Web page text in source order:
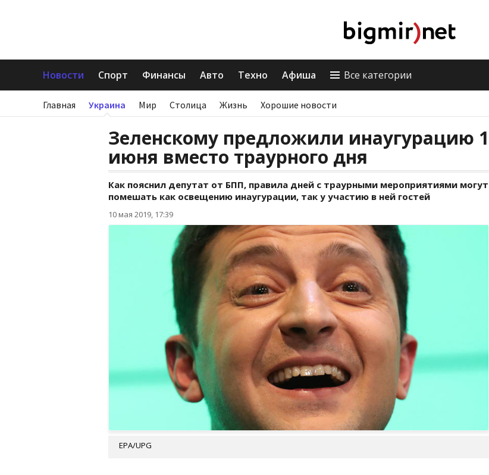
Новости Спорт Финансы Авто Техно Афиша Все категории
Главная Украина Мир Столица Жизнь Хорошие новости
Зеленскому предложили инаугурацию 1
июня вместо траурного дня
Как пояснил депутат от БПП, правила дней с траурными мероприятиями могут
помешать как освещению инаугурации, так у участию в ней гостей
10 мая 2019, 17:39
EPA/UPG